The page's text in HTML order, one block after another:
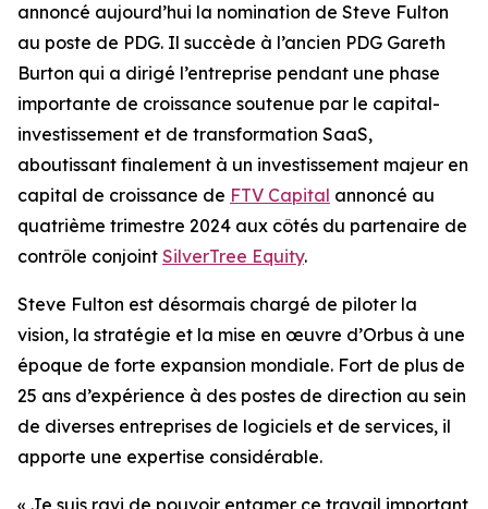
annoncé aujourd’hui la nomination de Steve Fulton
au poste de PDG. Il succède à l’ancien PDG Gareth
Burton qui a dirigé l’entreprise pendant une phase
importante de croissance soutenue par le capital-
investissement et de transformation SaaS,
aboutissant finalement à un investissement majeur en
capital de croissance de FTV Capital annoncé au
quatrième trimestre 2024 aux côtés du partenaire de
contrôle conjoint SilverTree Equity.
Steve Fulton est désormais chargé de piloter la
vision, la stratégie et la mise en œuvre d’Orbus à une
époque de forte expansion mondiale. Fort de plus de
25 ans d’expérience à des postes de direction au sein
de diverses entreprises de logiciels et de services, il
apporte une expertise considérable.
« Je suis ravi de pouvoir entamer ce travail important